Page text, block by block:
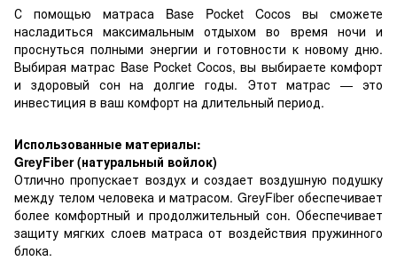
С помощью матраса Base Pocket Cocos вы сможете
насладиться максимальным отдыхом во время ночи и
проснуться полными энергии и готовности к новому дню.
Выбирая матрас Base Pocket Cocos, вы выбираете комфорт
и здоровый сон на долгие годы. Этот матрас — это
инвестиция в ваш комфорт на длительный период.
Использованные материалы:
GreyFiber (натуральный войлок)
Отлично пропускает воздух и создает воздушную подушку
между телом человека и матрасом. GreyFiber обеспечивает
более комфортный и продолжительный сон. Обеспечивает
защиту мягких слоев матраса от воздействия пружинного
блока.